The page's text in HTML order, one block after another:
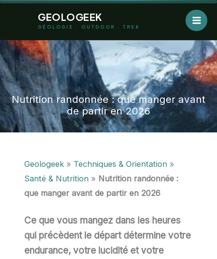
GEOLOGEEK
GÉOLOGIE · OUTDOOR · TREK
Nutrition randonnée : que manger avant
de partir en 2026
Geologeek » Techniques & Orientation »
Santé & Nutrition » Nutrition randonnée :
que manger avant de partir en 2026
Ce que vous mangez dans les heures
qui précèdent le départ détermine votre
endurance, votre lucidité et votre